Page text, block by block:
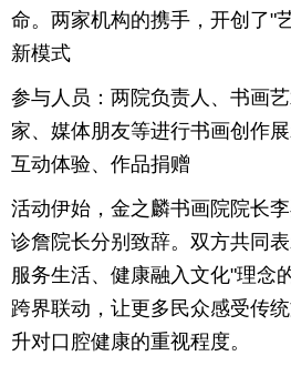
化命。两家机构的携手，开创了"
新模式
参与人员：两院负责人、书画
家、媒体朋友等进行书画创作
互动体验、作品捐赠
活动伊始，金之麟书画院院长
诊詹院长分别致辞。双方共同
服务生活、健康融入文化"理念
跨界联动，让更多民众感受传
升对口腔健康的重视程度。